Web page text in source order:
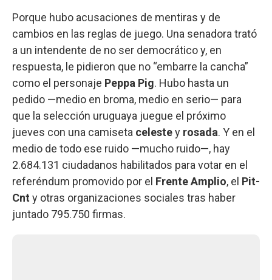
Porque hubo acusaciones de mentiras y de
cambios en las reglas de juego. Una senadora trató
a un intendente de no ser democrático y, en
respuesta, le pidieron que no “embarre la cancha”
como el personaje Peppa Pig. Hubo hasta un
pedido —medio en broma, medio en serio— para
que la selección uruguaya juegue el próximo
jueves con una camiseta celestey rosada. Y en el
medio de todo ese ruido —mucho ruido—, hay
2.684.131 ciudadanos habilitados para votar en el
referéndum promovido por el Frente Amplio, el Pit-
Cnt y otras organizaciones sociales tras haber
juntado 795.750 firmas.